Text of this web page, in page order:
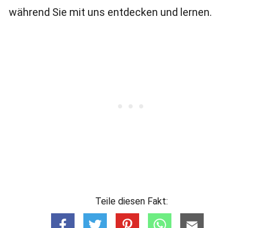
während Sie mit uns entdecken und lernen.
Teile diesen Fakt: